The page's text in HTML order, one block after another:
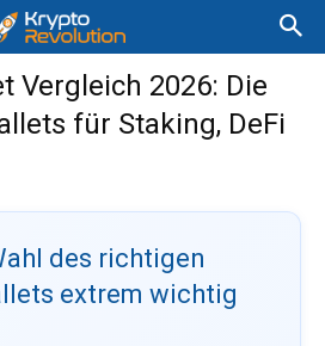
Vergleich 2026: Die
für Staking, DeFi
des richtigen
extrem wichtig